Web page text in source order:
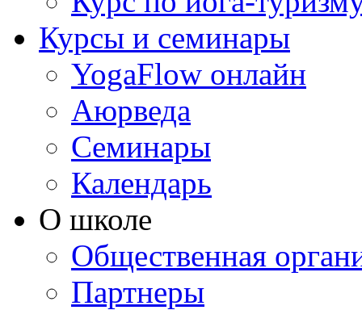
Курсы и семинары
YogaFlow онлайн
Аюрведа
Семинары
Календарь
О школе
Общественная
Партнеры